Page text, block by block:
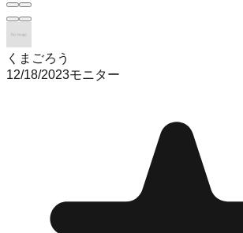
くまごろう
12/18/2023モニター